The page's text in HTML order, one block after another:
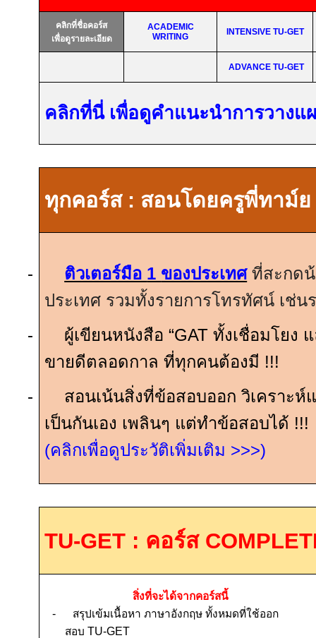
คลิกที่ชื่อคอร์ส
เพื่อดูรายละเอียด
ACADEMIC
WRITING
INTENSIVE TU-GET
ADVANCE TU-GET
คลิกที่นี่ เพื่อดูคำแนะนำการวางแ
ทุกคอร์ส: สอนโดยครูพี่ทาม์ย
- ติวเตอร์มือ 1 ของประเทศ ที่สะกด
ประเทศ รวมทั้งรายการโทรทัศน์ เช่
-
ผู้เขียนหนังสือ “GAT ทั้งเชื่อมโยง
ขายดีตลอดกาล ที่ทุกคนต้องมี !!!
-
สอนเน้นสิ่งที่ข้อสอบออก วิเคราะห์
เป็นกันเอง เพลินๆ แต่ทำข้อสอบได้ !!!
(คลิกเพื่อดูประวัติเพิ่มเติม >>>)
TU-GET : คอร์ส
สิ่งที่จะได้จากคอร์สนี้
-
สรุปเข้มเนื้อหา ภาษาอังกฤษ ทั้งหมดที่ใช้ออก
สอบ TU-GET